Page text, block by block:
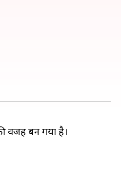
वजह बन गया है।